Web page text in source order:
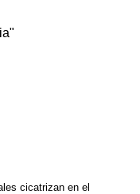
cicatrizan en el